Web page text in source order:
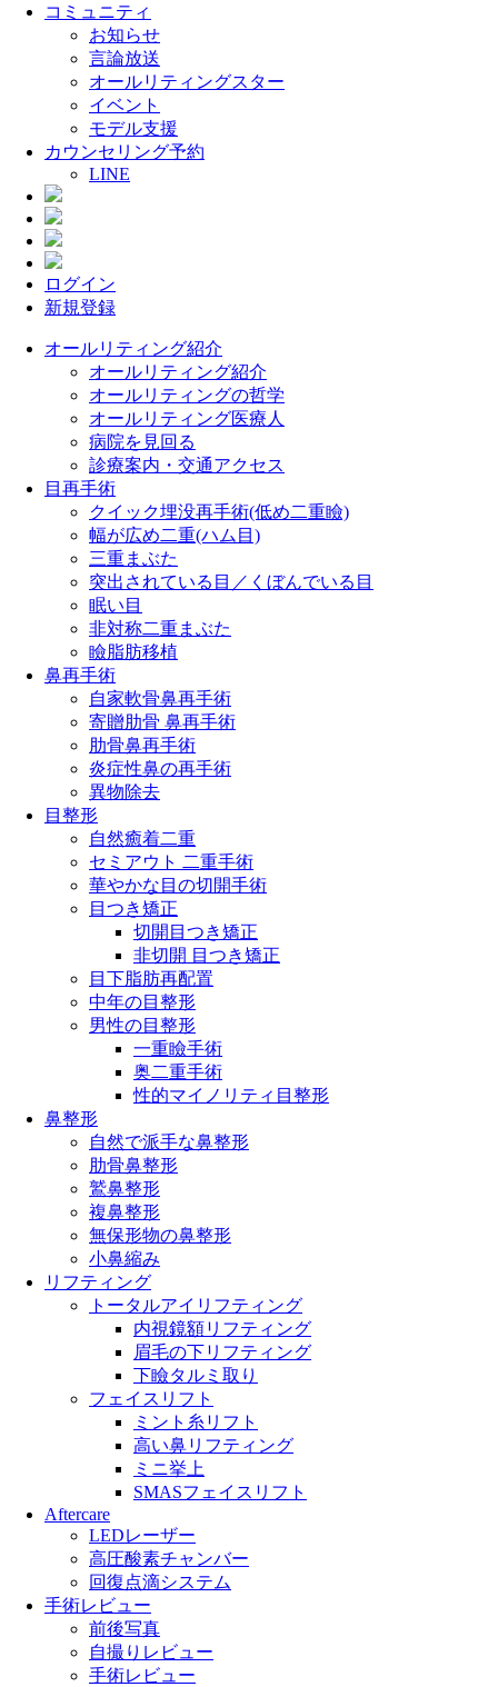
コミュニティ
お知らせ
言論放送
オールリティングスター
イベント
モデル支援
カウンセリング予約
LINE
ログイン
新規登録
オールリティング紹介
オールリティング紹介
オールリティングの哲学
オールリティング医療人
病院を見回る
診療案内・交通アクセス
目再手術
クイック埋没再手術(低め二重瞼)
幅が広め二重(ハム目)
三重まぶた
突出されている目／くぼんでいる目
眠い目
非対称二重まぶた
瞼脂肪移植
鼻再手術
自家軟骨鼻再手術
寄贈肋骨 鼻再手術
肋骨鼻再手術
炎症性鼻の再手術
異物除去
目整形
自然癒着二重
セミアウト 二重手術
華やかな目の切開手術
目つき矯正
切開目つき矯正
非切開 目つき矯正
目下脂肪再配置
中年の目整形
男性の目整形
一重瞼手術
奥二重手術
性的マイノリティ目整形
鼻整形
自然で派手な鼻整形
肋骨鼻整形
鷲鼻整形
複鼻整形
無保形物の鼻整形
小鼻縮み
リフティング
トータルアイリフティング
内視鏡額リフティング
眉毛の下リフティング
下瞼タルミ取り
フェイスリフト
ミント糸リフト
高い鼻リフティング
ミニ挙上
SMASフェイスリフト
Aftercare
LEDレーザー
高圧酸素チャンバー
回復点滴システム
手術レビュー
前後写真
自撮りレビュー
手術レビュー